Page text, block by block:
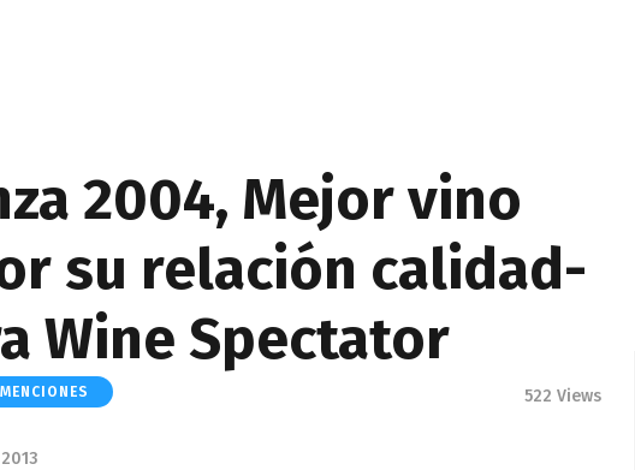
2004, Mejor vino
su relación calidad-
Wine Spectator
522 Views